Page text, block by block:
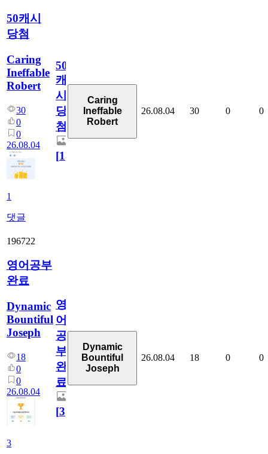
50캐시
당첨
Caring
Ineffable
Robert
30
0
0
26.08.04
1
댓글
50
캐
시
당
첨
[1]
Caring
Ineffable
Robert
26.08.04 30 0 0
196722
영어공부
완료
Dynamic
Bountiful
Joseph
18
0
0
26.08.04
3
영
어
공
부
완
료
[3]
Dynamic
Bountiful
Joseph
26.08.04 18 0 0